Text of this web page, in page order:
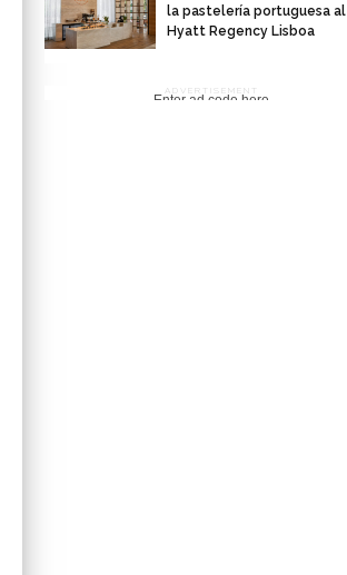
la pastelería portuguesa al
Hyatt Regency Lisboa
ADVERTISEMENT
Enter ad code here